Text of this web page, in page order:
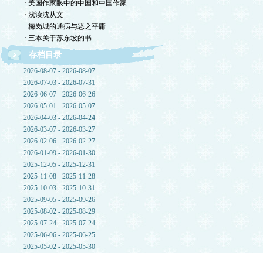
· 美国作家眼中的中国和中国作家
· 浅读沈从文
· 梅岗城的通病与恶之平庸
· 三本关于苏东坡的书
存档目录
2026-08-07 - 2026-08-07
2026-07-03 - 2026-07-31
2026-06-07 - 2026-06-26
2026-05-01 - 2026-05-07
2026-04-03 - 2026-04-24
2026-03-07 - 2026-03-27
2026-02-06 - 2026-02-27
2026-01-09 - 2026-01-30
2025-12-05 - 2025-12-31
2025-11-08 - 2025-11-28
2025-10-03 - 2025-10-31
2025-09-05 - 2025-09-26
2025-08-02 - 2025-08-29
2025-07-24 - 2025-07-24
2025-06-06 - 2025-06-25
2025-05-02 - 2025-05-30